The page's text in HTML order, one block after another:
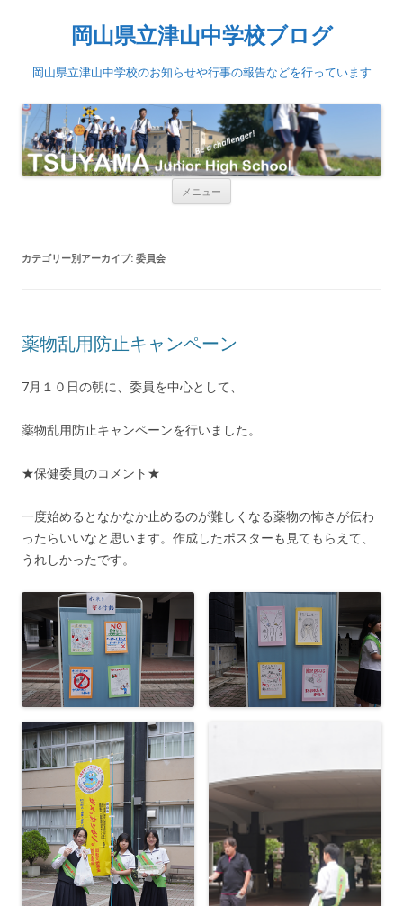
岡山県立津山中学校ブログ
岡山県立津山中学校のお知らせや行事の報告などを行っています
メニュー
カテゴリー別アーカイブ: 委員会
薬物乱用防止キャンペーン
7月１０日の朝に、委員を中心として、
薬物乱用防止キャンペーンを行いました。
★保健委員のコメント★
一度始めるとなかなか止めるのが難しくなる薬物の怖さが伝わ
ったらいいなと思います。作成したポスターも見てもらえて、
うれしかったです。